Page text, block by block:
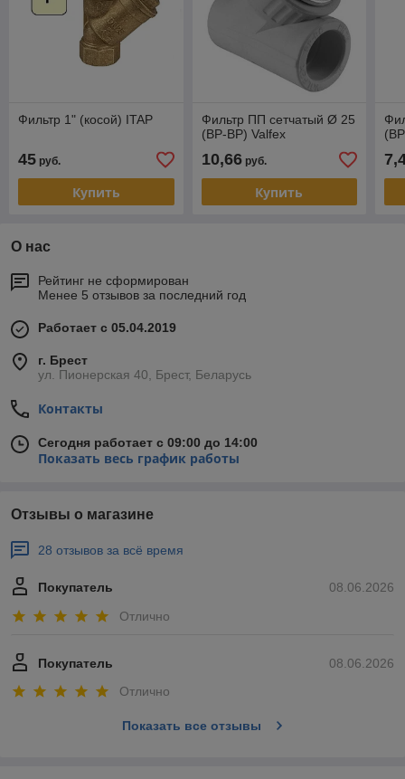
Фильтр 1" (косой) ITAP
45 руб.
Купить
Фильтр ПП сетчатый Ø 25
(ВР-ВР) Valfex
10,66руб.
Купить
О нас
Рейтинг не сформирован
Менее 5 отзывов за последний год
Работает с 05.04.2019
г. Брест
ул. Пионерская 40, Брест, Беларусь
Контакты
Сегодня работает с 09:00 до 14:00
Показать весь график работы
Отзывы о магазине
28 отзывов за всё время
08.06.2026
Покупатель
Отлично
08.06.2026
Покупатель
Отлично
Показать все отзывы